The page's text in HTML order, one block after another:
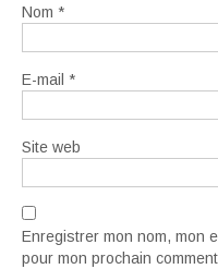
Nom *
E-mail *
Site web
Enregistrer mon nom, mon
pour mon prochain